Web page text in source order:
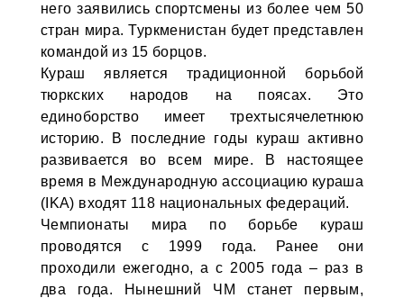
него заявились спортсмены из более чем 50
стран мира. Туркменистан будет представлен
командой из 15 борцов.
Кураш является традиционной борьбой
тюркских народов на поясах. Это
единоборство имеет трехтысячелетнюю
историю. В последние годы кураш активно
развивается во всем мире. В настоящее
время в Международную ассоциацию кураша
(IKA) входят 118 национальных федераций.
Чемпионаты мира по борьбе кураш
проводятся с 1999 года. Ранее они
проходили ежегодно, а с 2005 года – раз в
два года. Нынешний ЧМ станет первым,